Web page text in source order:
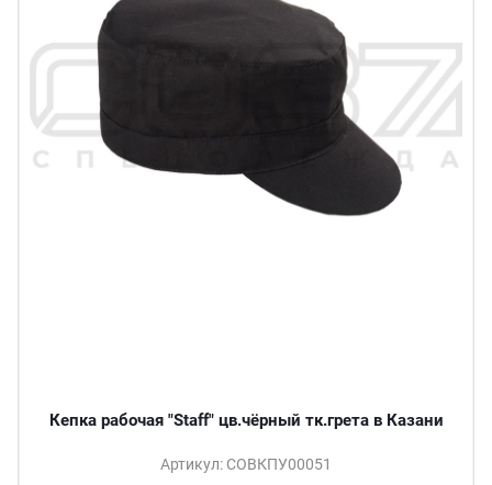
Кепка рабочая "Staff" цв.чёрный тк.грета в Казани
Артикул: СОВКПУ00051